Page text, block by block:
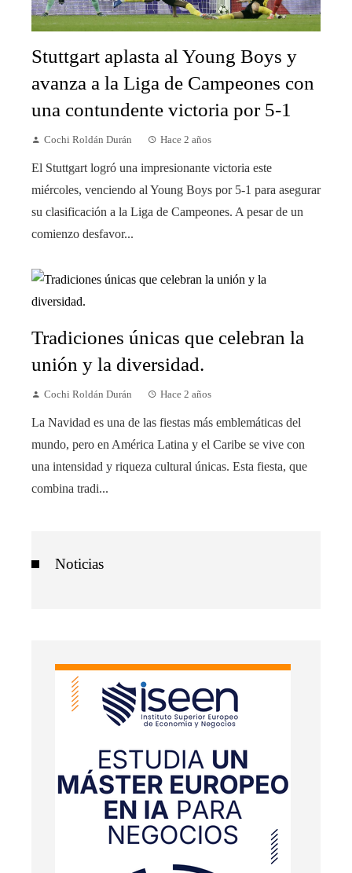
Stuttgart aplasta al Young Boys y
avanza a la Liga de Campeones con
una contundente victoria por 5-1
Cochi Roldán Durán Hace 2 años
El Stuttgart logró una impresionante victoria este
miércoles, venciendo al Young Boys por 5-1 para asegurar
su clasificación a la Liga de Campeones. A pesar de un
comienzo desfavor...
Tradiciones únicas que celebran la
unión y la diversidad.
Cochi Roldán Durán Hace 2 años
La Navidad es una de las fiestas más emblemáticas del
mundo, pero en América Latina y el Caribe se vive con
una intensidad y riqueza cultural únicas. Esta fiesta, que
combina tradi...
Noticias